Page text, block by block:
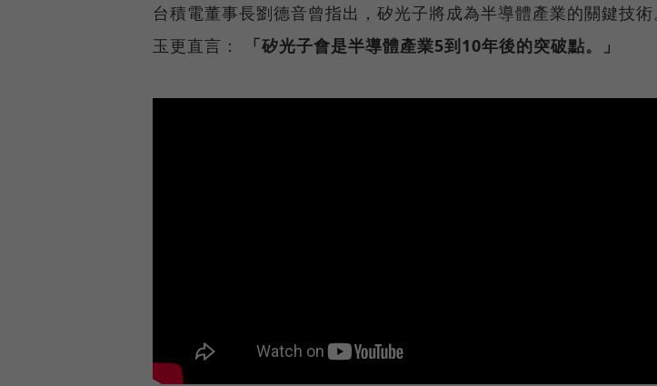
台積電董事長劉德音曾指出，矽光子將成為半導體產業的關鍵技
玉更直言：
「矽光子會是半導體產業5到10年後的突破點。」